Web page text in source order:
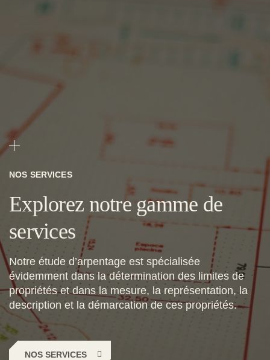
NOS SERVICES
Explorez notre gamme de
services
Notre étude d’arpentage est spécialisée
évidemment dans la détermination des limites de
propriétés et dans la mesure, la représentation, la
description et la démarcation de ces propriétés.
NOS SERVICES